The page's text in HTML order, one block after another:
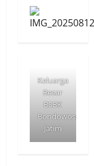
Keluarga
Besar
BSBK
Bondowoso
Jatim